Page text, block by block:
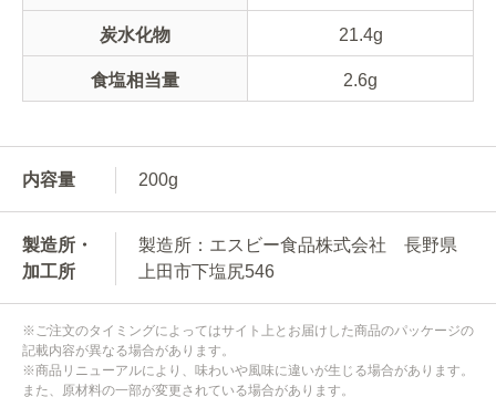
炭水化物 21.4g
食塩相当量 2.6g
内容量 200g
製造所・
加工所
製造所：エスビー食品株式会社 長野県
上田市下塩尻546
※ご注文のタイミングによってはサイト上とお届けした商品のパッケージの
記載内容が異なる場合があります。
※商品リニューアルにより、味わいや風味に違いが生じる場合があります。
また、原材料の一部が変更されている場合があります。